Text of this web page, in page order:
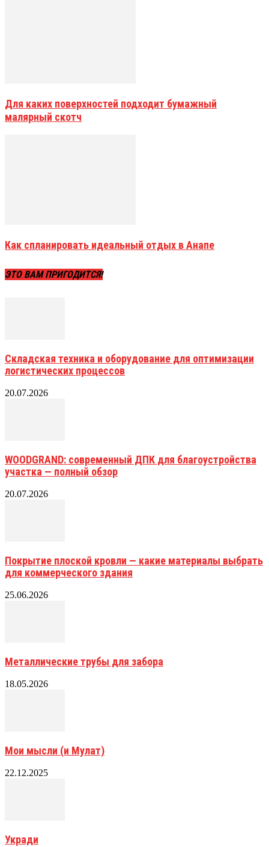
Для каких поверхностей подходит бумажный
малярный скотч
Как спланировать идеальный отдых в Анапе
ЭТО ВАМ ПРИГОДИТСЯ!
Складская техника и оборудование для оптимизации
логистических процессов
20.07.2026
WOODGRAND: современный ДПК для благоустройства
участка — полный обзор
20.07.2026
Покрытие плоской кровли — какие материалы выбрать
для коммерческого здания
25.06.2026
Металлические трубы для забора
18.05.2026
Мои мысли (и Мулат)
22.12.2025
Укради